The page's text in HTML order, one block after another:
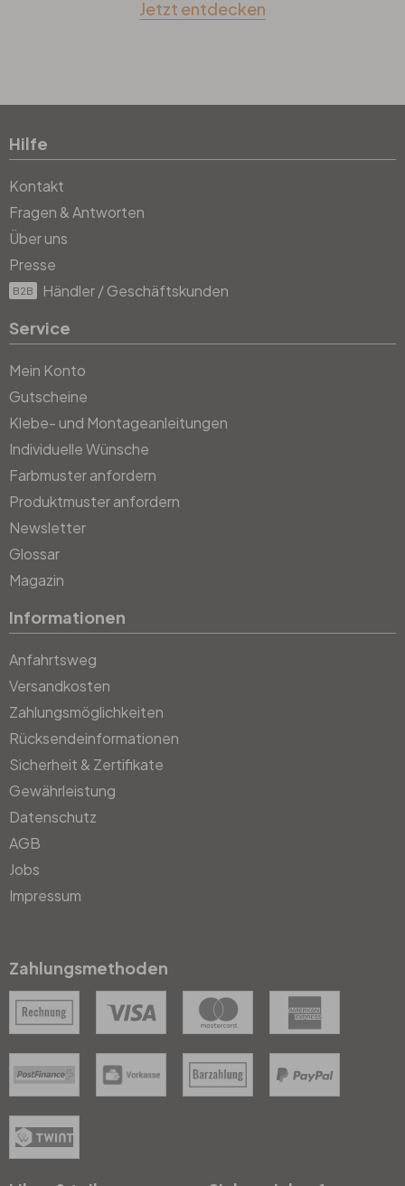
Jetzt entdecken
Hilfe
Kontakt
Fragen & Antworten
Über uns
Presse
B2B Händler / Geschäftskunden
Service
Mein Konto
Gutscheine
Klebe- und Montageanleitungen
Individuelle Wünsche
Farbmuster anfordern
Produktmuster anfordern
Newsletter
Glossar
Magazin
Informationen
Anfahrtsweg
Versandkosten
Zahlungsmöglichkeiten
Rücksendeinformationen
Sicherheit & Zertifikate
Gewährleistung
Datenschutz
AGB
Jobs
Impressum
Zahlungsmethoden